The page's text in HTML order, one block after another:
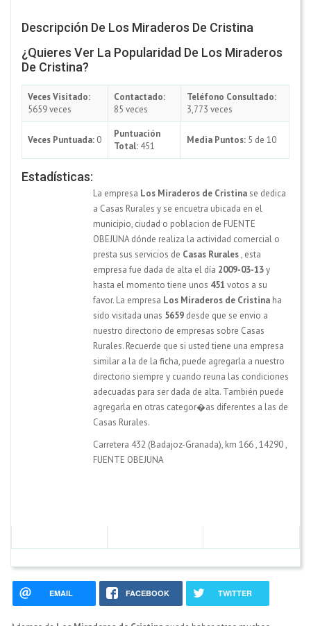
Descripción De Los Miraderos De Cristina
¿Quieres Ver La Popularidad De Los Miraderos
De Cristina?
Veces Visitado:
5659 veces
Contactado:
85 veces
Teléfono Consultado:
3,773 veces
Veces Puntuada: 0
Puntuación
Total: 451
Media Puntos: 5 de 10
Estadísticas:
La empresa Los Miraderos de Cristinase dedica
a Casas Rurales y se encuetra ubicada en el
municipio, ciudad o poblacion de FUENTE
OBEJUNA dónde realiza la actividad comercial o
presta sus servicios de Casas Rurales, esta
empresa fue dada de alta el día 2009-03-13y
hasta el momento tiene unos 451 votos a su
favor. La empresa Los Miraderos de Cristina ha
sido visitada unas 5659 desde que se envio a
nuestro directorio de empresas sobre Casas
Rurales. Recuerde que si usted tiene una empresa
similar a la de la ficha, puede agregarla a nuestro
directorio siempre y cuando reuna las condiciones
adecuadas para ser dada de alta. También puede
agregarla en otras categor�as diferentes a las de
Casas Rurales.
Carretera 432 (Badajoz-Granada), km 166,14290,
FUENTE OBEJUNA
EMAIL FACEBOOK TWITTER